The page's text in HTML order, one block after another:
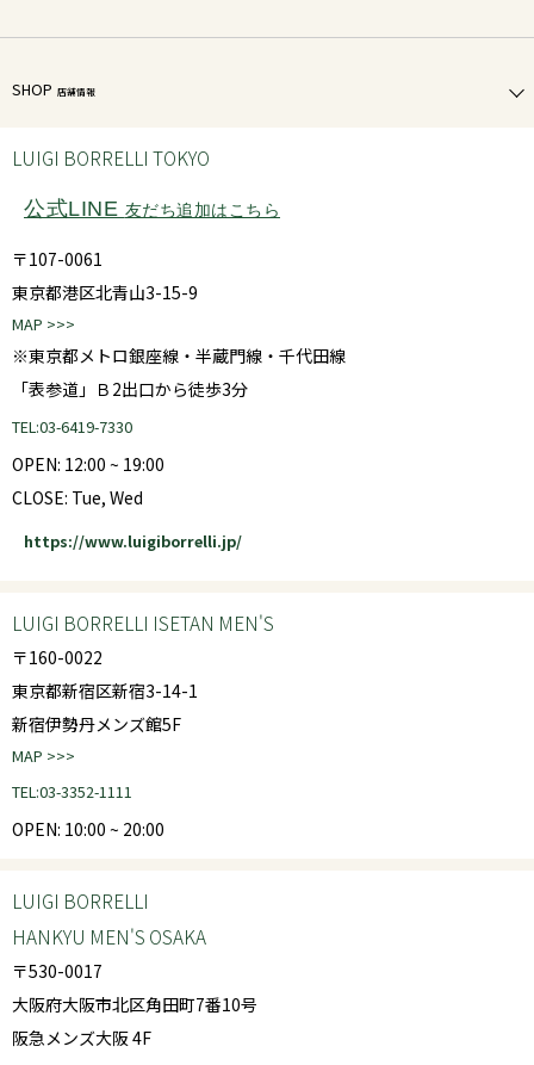
SHOP 店舗情報
LUIGI BORRELLI TOKYO
公式LINE 友だち追加はこちら
〒107-0061
東京都港区北青山3-15-9
MAP >>>
※東京都メトロ銀座線・半蔵門線・千代田線
「表参道」Ｂ2出口から徒歩3分
TEL:03-6419-7330
OPEN: 12:00 ~ 19:00
CLOSE: Tue, Wed
https://www.luigiborrelli.jp/
LUIGI BORRELLI ISETAN MEN'S
〒160-0022
東京都新宿区新宿3-14-1
新宿伊勢丹メンズ館5F
MAP >>>
TEL:03-3352-1111
OPEN: 10:00 ~ 20:00
LUIGI BORRELLI
HANKYU MEN'S OSAKA
〒530-0017
大阪府大阪市北区角田町7番10号
阪急メンズ大阪 4F